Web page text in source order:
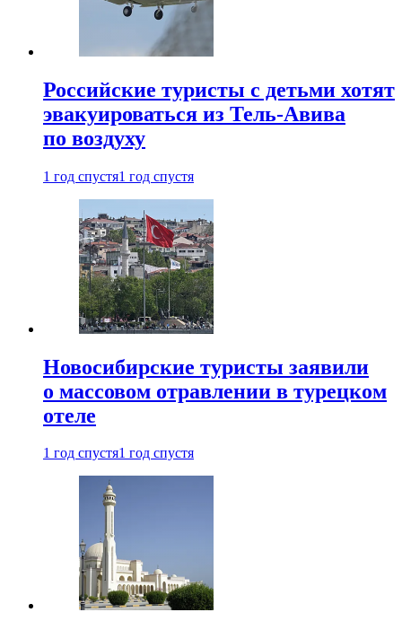
Российские туристы с детьми хотят
эвакуироваться из Тель-Авива
по воздуху
1 год спустя1 год спустя
Новосибирские туристы заявили
о массовом отравлении в турецком
отеле
1 год спустя1 год спустя